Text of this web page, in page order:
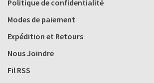
Politique de confidentialité
Modes de paiement
Expédition et Retours
Nous Joindre
Fil RSS